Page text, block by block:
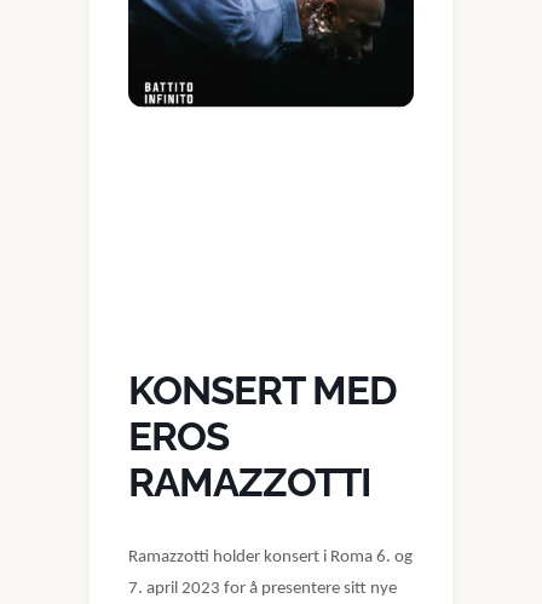
KONSERT MED
EROS
RAMAZZOTTI
Ramazzotti holder konsert i Roma 6. og
7. april 2023 for å presentere sitt nye